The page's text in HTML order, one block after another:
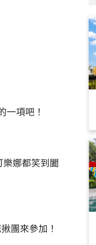
一項吧！
娜都笑到闔
團來參加！